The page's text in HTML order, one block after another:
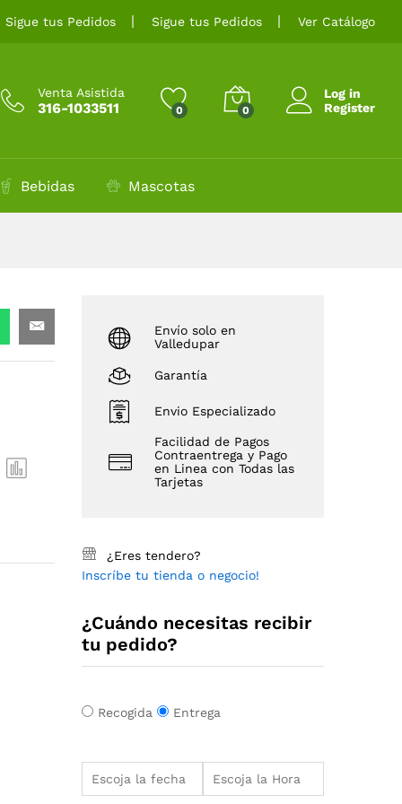
Sigue tus Pedidos Sigue tus Pedidos Ver Catálogo
Venta Asistida
316-1033511 0 0
Log in
Register
Bebidas Mascotas
Envío solo en
Valledupar
Garantía
Envio Especializado
Facilidad de Pagos
Contraentrega y Pago
en Linea con Todas las
Tarjetas
¿Eres tendero?
Inscríbe tu tienda o negocio!
¿Cuándo necesitas recibir
tu pedido?
Recogida Entrega
$12.500 Añadir al carrito